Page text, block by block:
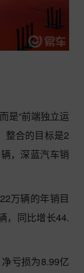
是“前端独立运
整合的目标是2
，深蓝汽车销
万辆的年销目
，同比增长44.
亏损为8.99亿